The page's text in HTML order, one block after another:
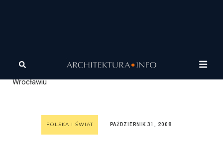
Architektura
w konkursie na Muzeum Sztuki Współczesnej we
Wrocławiu
POLSKA I ŚWIAT PAŹDZIERNIK 31, 2008